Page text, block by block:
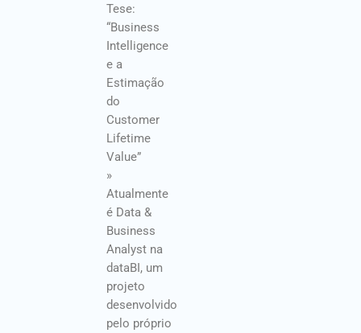
Tese:
“Business
Intelligence
e a
Estimação
do
Customer
Lifetime
Value”
»
Atualmente
é Data &
Business
Analyst na
dataBI, um
projeto
desenvolvido
pelo próprio